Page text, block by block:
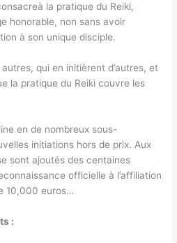
la pratique du Reiki,
honorable, non sans avoir
à son unique disciple.
qui en initièrent d’autres, et
la pratique du Reiki couvre les
en de nombreux sous-
initiations hors de prix. Aux
sont ajoutés des centaines
officielle à l’affiliation
10,000 euros…
: